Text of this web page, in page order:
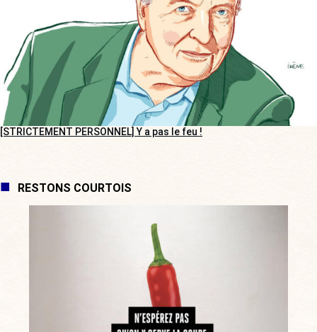
[STRICTEMENT PERSONNEL] Y a pas le feu !
RESTONS COURTOIS